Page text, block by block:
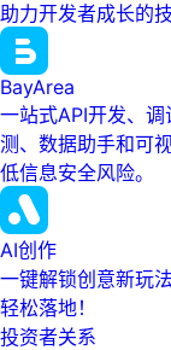
助力开发者成长的
BayArea
一站式API开发、
测、数据助手和可
低信息安全风险。
AI创作
一键解锁创意新玩
轻松落地！
投资者关系